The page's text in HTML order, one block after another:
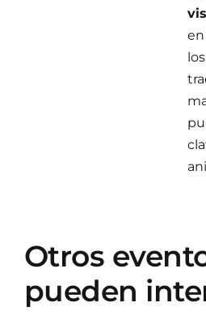
Otros
pueden